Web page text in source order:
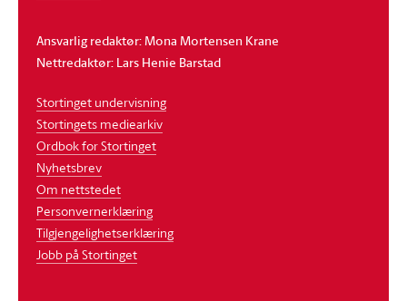
Ansvarlig redaktør: Mona Mortensen Krane
Nettredaktør: Lars Henie Barstad
Stortinget undervisning
Stortingets mediearkiv
Ordbok for Stortinget
Nyhetsbrev
Om nettstedet
Personvernerklæring
Tilgjengelighetserklæring
Jobb på Stortinget